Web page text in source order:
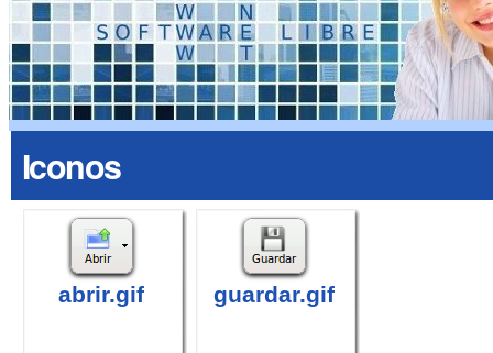
Iconos
abrir.gif guardar.gif